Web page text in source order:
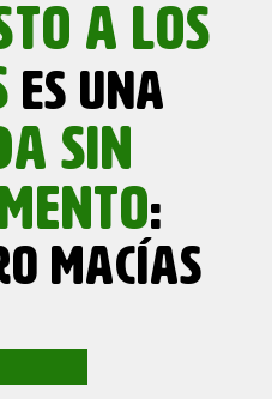
A LOS
ES UNA
SIN
:
MACÍAS